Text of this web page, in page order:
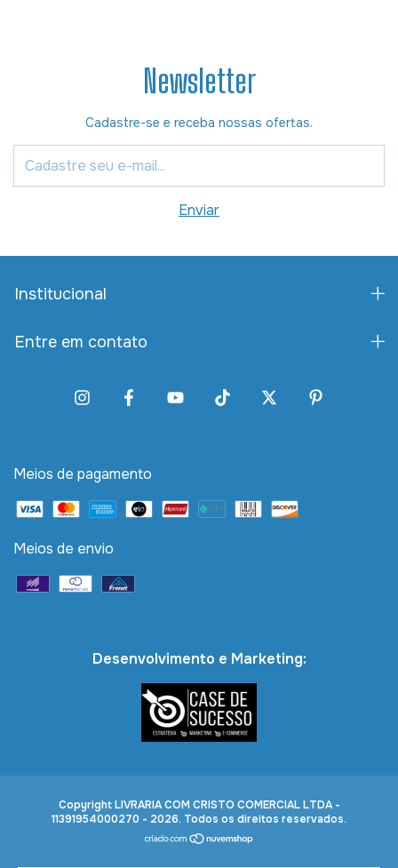
Newsletter
Cadastre-se e receba nossas ofertas.
Institucional
Entre em contato
Meios de pagamento
Meios de envio
Desenvolvimento e Marketing:
Copyright LIVRARIA COM CRISTO COMERCIAL LTDA -
11391954000270 - 2026. Todos os direitos reservados.